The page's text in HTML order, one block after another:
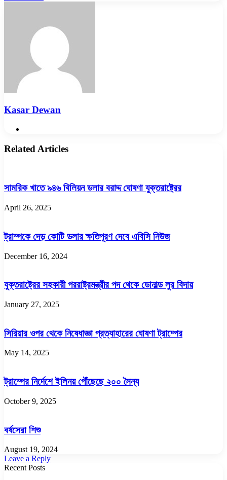
Kasar Dewan
Related Articles
সামরিক খাতে ৯৪৬ বিলিয়ন ডলার বরাদ্দ ঘোষণা যুক্তরাষ্ট্রের
April 26, 2025
ট্রাম্পকে দেড় কোটি ডলার ক্ষতিপূরণ দেবে এবিসি নিউজ
December 16, 2024
যুক্তরাষ্ট্রের সহকারী পররাষ্ট্রমন্ত্রীর পদ থেকে ডোনাল্ড লুর বিদায়
January 27, 2025
সিরিয়ার ওপর থেকে নিষেধাজ্ঞা প্রত্যাহারের ঘোষণা ট্রাম্পের
May 14, 2025
ট্রাম্পের নির্দেশে ইলিনয় পৌঁছেছে ২০০ সৈন্য
October 9, 2025
বর্ষসেরা শিশু
August 19, 2024
Leave a Reply
Recent Posts